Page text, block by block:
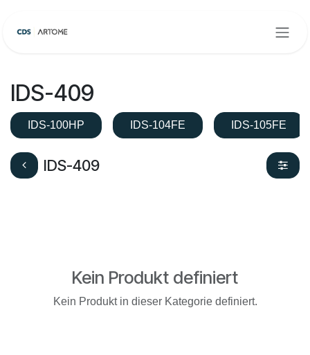
IDS-409
IDS-100HP IDS-104FE IDS-105FE
IDS-409
Kein Produkt definiert
Kein Produkt in dieser Kategorie definiert.